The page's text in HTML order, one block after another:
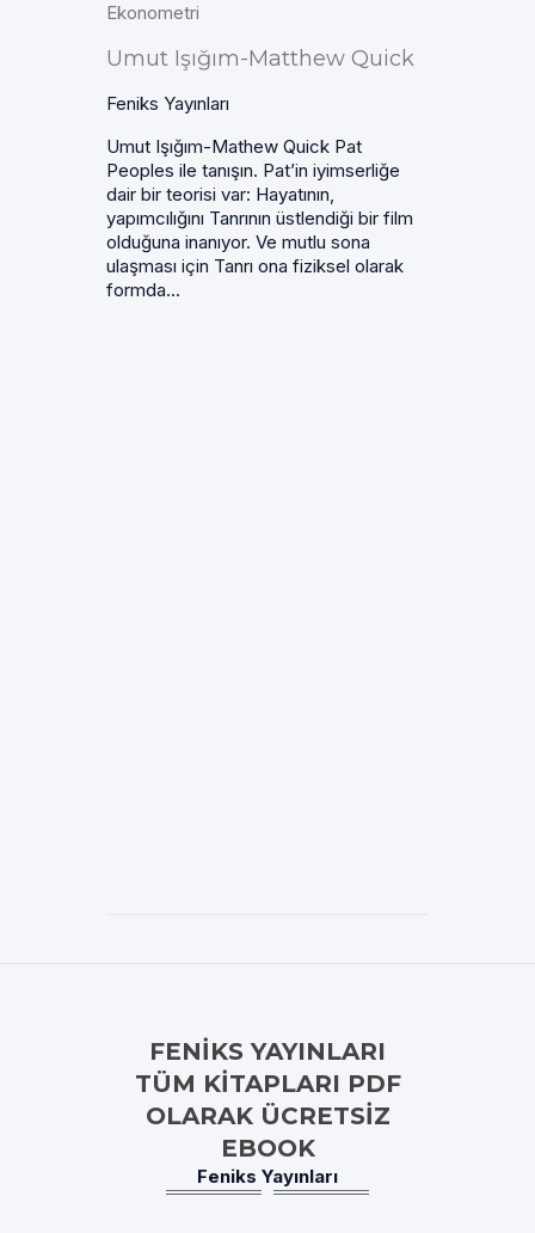
Ekonometri
Umut Işığım-Matthew Quick
Feniks Yayınları
Umut Işığım-Mathew Quick Pat
Peoples ile tanışın. Pat’in iyimserliğe
dair bir teorisi var: Hayatının,
yapımcılığını Tanrının üstlendiği bir film
olduğuna inanıyor. Ve mutlu sona
ulaşması için Tanrı ona fiziksel olarak
formda...
FENIKS YAYINLARI
TÜM KITAPLARI PDF
OLARAK ÜCRETSIZ
EBOOK
Feniks Yayınları